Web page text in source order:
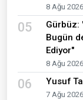
8 Ağu
05
Gürbüz:
Bugün
Ediyor"
8 Ağu
06 Yusuf
7 Ağu